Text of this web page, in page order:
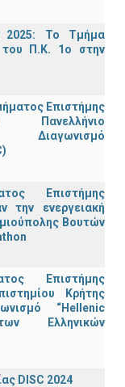
2025: Το Τμήμα
του Π.Κ. 1ο στην
Επιστήμης
Πανελλήνιο
Επιστήμης
την ενεργειακή
Βουτών
Επιστήμης
Κρήτης
“Hellenic
Ελληνικών
DISC 2024